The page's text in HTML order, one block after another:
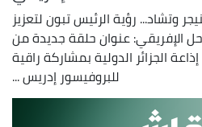
وتشاد... رؤية الرئيس تبون لتعزيز
الإفريقي: عنوان حلقة جديدة من
الجزائر الدولية بمشاركة راقية
للبروفيسور إدريس ...